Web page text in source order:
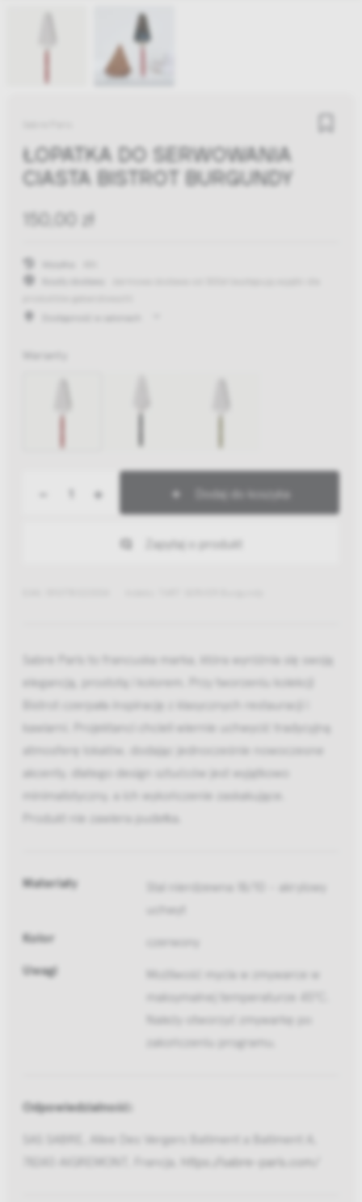
ŁOPATKA DO SERWOWANIA
CIASTA BISTROT BURGUNDY
150,00 zł
Warianty
+ Dodaj do koszyka
Zapytaj o produkt
Sabre Paris to francuska marka, która wyróżnia się swoją
elegancją, prostotą i kolorem. Przy tworzeniu kolekcji
Bistrot czerpała inspirację z klasycznych restauracji i
kawiarni. Projektanci chcieli wiernie uchwycić tradycyjną
atmosferę lokalów, dodając jednocześnie nowoczesne
akcenty, dlatego design sztućców jest wyjątkowo
minimalistyczny, a ich wykończenie zaskakujące.
Produkt nie zawiera pudełka.
Materiały
Stal nierdzewna 18/10 - akrylowy
uchwyt
Kolor czerwony
Uwagi
Możliwość mycia w zmywarce w
maksymalnej temperaturze 45°C.
Należy otworzyć zmywarkę po
zakończeniu programu.
Odpowiedzialność:
SAS SABRE, Allee Des Vergers Batiment a Batiment A,
78240 AIGREMONT, Francja,
https://sabre-paris.com/